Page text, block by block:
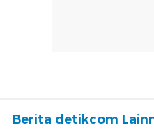
Berita detikcom